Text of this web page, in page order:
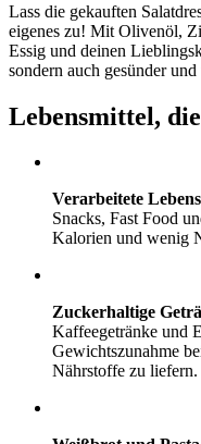
Lass die gekauften
eigenes zu! Mit Olivenöl,
Essig und deinen
sondern auch gesünder
Lebensmittel,
Verarbeitete
Snacks, Fast Food
Kalorien und wenig
Zuckerhaltige
Kaffeegetränke und
Gewichtszunahme
Nährstoffe zu liefern.